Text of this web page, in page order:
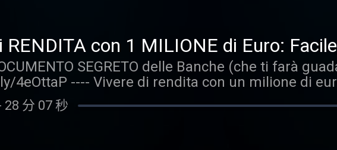
La Affari Miei declina qualsiasi responsabilità
fruitori dei contenuti a seguito della visione o
+++ Prenota una sessione gratuita con il
nella scelta delle soluzioni più adatte a te: https://
senso in un portafoglio diversificato? Cosa ne
+++ "Storie, Storielle e Storiacce di
cui vengono letti i messaggi recapitati dagli
reali ma anonimizzate perché vengono esclusi
Nel corso del podcast gli autori esprimono le
uno scopo divulgativo: quanto detto non deve in
RENDITA con 1 MILIONE di Euro:
SEGRETO delle Banche (che ti farà
4eOttaP ---- Vivere di rendita con un milione di
davvero risolto tutti i tuoi problemi? O ci sono
di rispondere alla domanda se vivere di rendita
28 分 07 秒